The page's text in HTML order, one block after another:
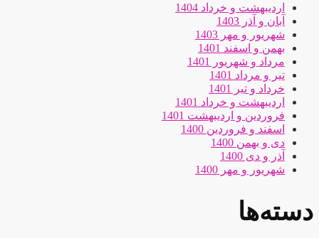
اردیبهشت و خرداد 1404
آبان و آذر 1403
شهریور و مهر 1403
بهمن و اسفند 1401
مرداد و شهریور 1401
تیر و مرداد 1401
خرداد و تیر 1401
اردیبهشت و خرداد 1401
فروردین و اردیبهشت 1401
اسفند و فروردین 1400
دی و بهمن 1400
آذر و دی 1400
شهریور و مهر 1400
دسته‌ها